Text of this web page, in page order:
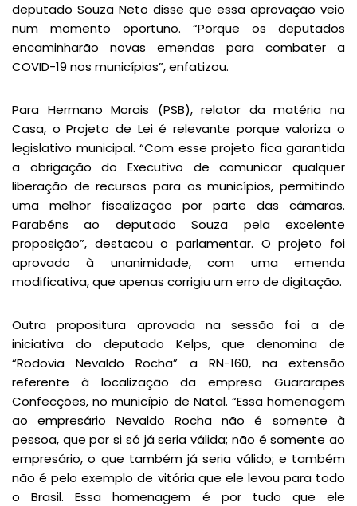
deputado Souza Neto disse que essa aprovação veio
num momento oportuno. “Porque os deputados
encaminharão novas emendas para combater a
COVID-19 nos municípios”, enfatizou.
Para Hermano Morais (PSB), relator da matéria na
Casa, o Projeto de Lei é relevante porque valoriza o
legislativo municipal. “Com esse projeto fica garantida
a obrigação do Executivo de comunicar qualquer
liberação de recursos para os municípios, permitindo
uma melhor fiscalização por parte das câmaras.
Parabéns ao deputado Souza pela excelente
proposição”, destacou o parlamentar. O projeto foi
aprovado à unanimidade, com uma emenda
modificativa, que apenas corrigiu um erro de digitação.
Outra propositura aprovada na sessão foi a de
iniciativa do deputado Kelps, que denomina de
“Rodovia Nevaldo Rocha” a RN-160, na extensão
referente à localização da empresa Guararapes
Confecções, no município de Natal. “Essa homenagem
ao empresário Nevaldo Rocha não é somente à
pessoa, que por si só já seria válida; não é somente ao
empresário, o que também já seria válido; e também
não é pelo exemplo de vitória que ele levou para todo
o Brasil. Essa homenagem é por tudo que ele